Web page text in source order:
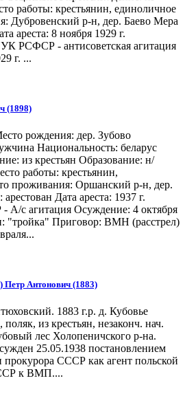
работы: крестьянин, единоличное
Дубровенский р-н, дер. Баево Мера
ареста: 8 ноября 1929 г.
РСФСР - антисоветская агитация
г. ...
(1898)
рождения: дер. Зубово
Национальность: беларус
из крестьян Образование: н/
работы: крестьянин,
проживания: Оршанский р-н, дер.
Дата ареста: 1937 г.
с агитация Осуждение: 4 октября
"тройка" Приговор: ВМН (расстрел)
Петр Антонович (1883)
1883 г.р. д. Кубовье
из крестьян, незаконч. нач.
лес Холопеничского р-на.
25.05.1938 постановлением
СССР как агент польской
к ВМП....